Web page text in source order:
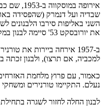
אירופה
את יורובסקט 53' סיימה לבנון במקום ה-15 מתוך 17.
למכביה, אם תרצו), ולבנון זכתה
נעלם. התקיימו טורנירים